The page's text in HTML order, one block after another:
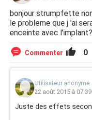
bonjour strumpfette
le probleme que j 'ai
enceinte avec l'implant?
Commenter 0
Utilisateur anonyme
22 août 2015 à 07:39
Juste des effets